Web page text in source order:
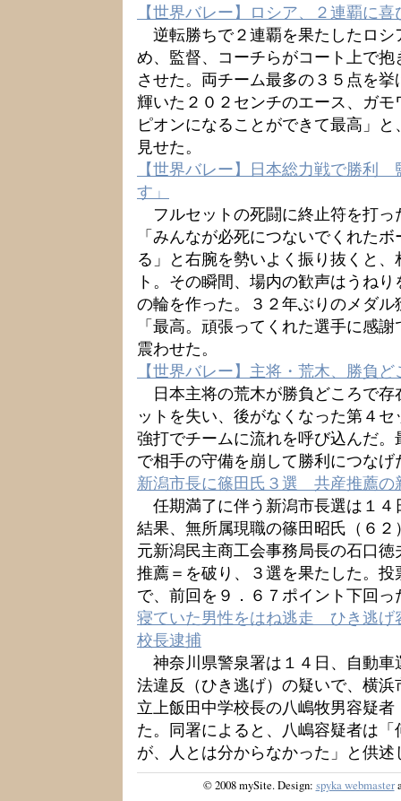
【世界バレー】ロシア、２連覇に喜
逆転勝ちで２連覇を果たしたロシ
め、監督、コーチらがコート上で
させた。両チーム最多の３５点を
輝いた２０２センチのエース、ガ
ピオンになることができて最高」
見せた。
【世界バレー】日本総力戦で勝利
す」
フルセットの死闘に終止符を打っ
「みんなが必死につないでくれた
る」と右腕を勢いよく振り抜くと
ト。その瞬間、場内の歓声はうね
の輪を作った。３２年ぶりのメダ
「最高。頑張ってくれた選手に感
震わせた。
【世界バレー】主将・荒木、勝負
日本主将の荒木が勝負どころで存
ットを失い、後がなくなった第４
強打でチームに流れを呼び込んだ
で相手の守備を崩して勝利につなげ
新潟市長に篠田氏３選 共産推薦の
任期満了に伴う新潟市長選は１４
結果、無所属現職の篠田昭氏（６
元新潟民主商工会事務局長の石口
推薦＝を破り、３選を果たした。
で、前回を９．６７ポイント下回っ
寝ていた男性をはね逃走 ひき逃げ
校長逮捕
神奈川県警泉署は１４日、自動車
法違反（ひき逃げ）の疑いで、横
立上飯田中学校長の八嶋牧男容疑
た。同署によると、八嶋容疑者は
が、人とは分からなかった」と供
© 2008 mySite. Design: spyka webmaster